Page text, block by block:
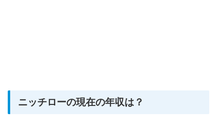
ニッチローの現在の年収は？